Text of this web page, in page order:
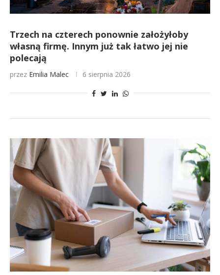
Trzech na czterech ponownie założyłoby
własną firmę. Innym już tak łatwo jej nie
polecają
przez Emilia Malec 6 sierpnia 2026